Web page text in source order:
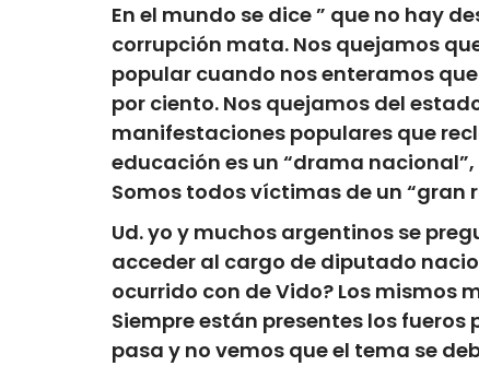
En el mundo se dice ” que no hay
corrupción mata. Nos quejamos
popular cuando nos enteramos
por ciento. Nos quejamos del
manifestaciones populares que
educación es un “drama
Somos todos víctimas de un “gran
Ud. yo y muchos argentinos se
acceder al cargo de diputado
ocurrido con de Vido? Los mismos
Siempre están presentes los
pasa y no vemos que el tema se